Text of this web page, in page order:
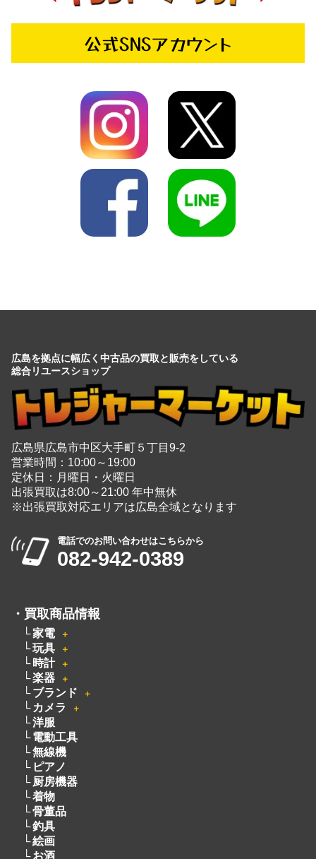
公式SNSアカウント
広島を拠点に幅広く中古品の買取と販売をしている
総合リユースショップ
広島県広島市中区大手町５丁目9-2
営業時間：10:00～19:00
定休日：月曜日・火曜日
出張買取は8:00～21:00 年中無休
※出張買取対応エリアは広島全域となります
電話でのお問い合わせはこちらから
082-942-0389
・ 買取商品情報
家電 ＋
玩具 ＋
時計 ＋
楽器 ＋
ブランド ＋
カメラ ＋
洋服
電動工具
無線機
ピアノ
厨房機器
着物
骨董品
釣具
絵画
お酒